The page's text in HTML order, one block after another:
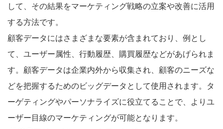
して、その結果をマーケティング戦略の立案や改善に活用
する方法です。
顧客データにはさまざまな要素が含まれており、例とし
て、ユーザー属性、行動履歴、購買履歴などがあげられま
す。顧客データは企業内外から収集され、顧客のニーズな
どを把握するためのビッグデータとして使用されます。タ
ーゲティングやパーソナライズに役立てることで、よりユ
ーザー目線のマーケティングが可能となります。